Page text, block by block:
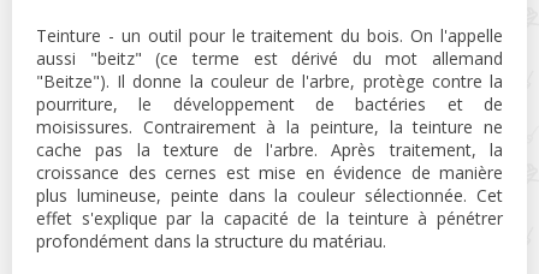
Teinture - un outil pour le traitement du bois. On l'appelle
aussi "beitz" (ce terme est dérivé du mot allemand
"Beitze"). Il donne la couleur de l'arbre, protège contre la
pourriture, le développement de bactéries et de
moisissures. Contrairement à la peinture, la teinture ne
cache pas la texture de l'arbre. Après traitement, la
croissance des cernes est mise en évidence de manière
plus lumineuse, peinte dans la couleur sélectionnée. Cet
effet s'explique par la capacité de la teinture à pénétrer
profondément dans la structure du matériau.